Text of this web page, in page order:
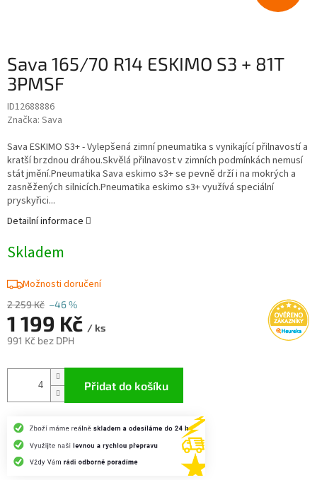
Sava 165/70 R14 ESKIMO S3 + 81T
3PMSF
ID12688886
Značka: Sava
2 259 Kč –46 %
1 199 Kč / ks
991 Kč bez DPH
Skladem
Možnosti doručení
Přidat do košíku
Sava ESKIMO S3+ - Vylepšená zimní pneumatika s vynikající přilnavostí a
kratší brzdnou dráhou.Skvělá přilnavost v zimních podmínkách nemusí
stát jmění.Pneumatika Sava eskimo s3+ se pevně drží i na mokrých a
zasněžených silnicích.Pneumatika eskimo s3+ využívá speciální
pryskyřici...
Detailní informace